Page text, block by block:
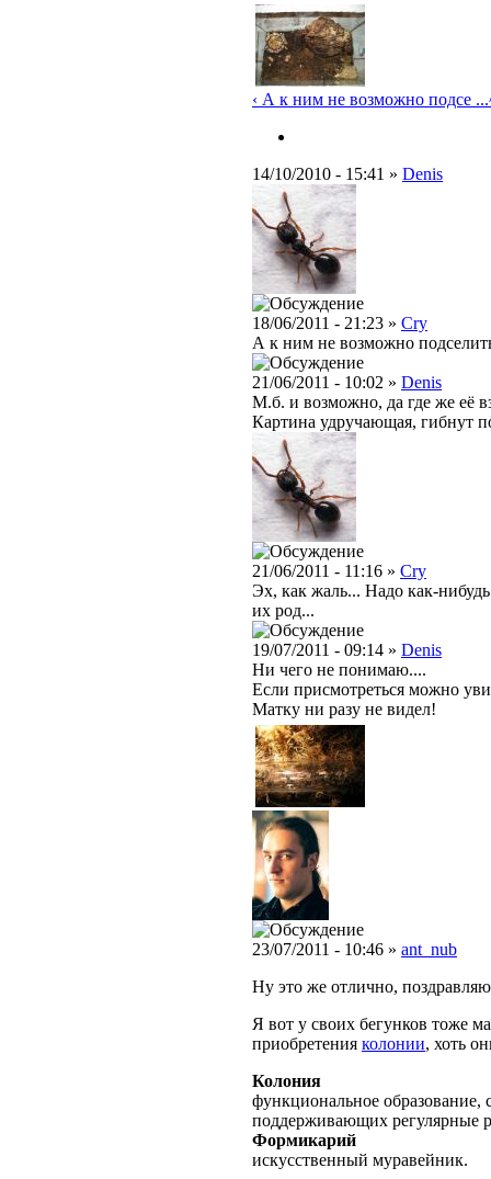
‹ А к ним не возможно подсе ...
14/10/2010 - 15:41 » Denis
18/06/2011 - 21:23 » Cry
А к ним не возможно
21/06/2011 - 10:02 » Denis
М.б. и возможно, да где же её
Картина удручающая, гибнут
21/06/2011 - 11:16 » Cry
Эх, как жаль... Надо как-
их род...
19/07/2011 - 09:14 » Denis
Ни чего не понимаю....
Если присмотреться можно
Матку ни разу не видел!
23/07/2011 - 10:46 » ant_nub
Ну это же отлично,
Я вот у своих бегунков тоже
приобретения колонии, хоть
Колония
функциональное образование,
поддерживающих регулярные
Формикарий
искусственный муравейник.